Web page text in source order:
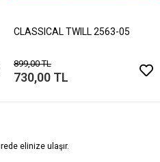
CLASSICAL TWILL 2563-05
899,00 TL
730,00 TL
elinize ulaşır.